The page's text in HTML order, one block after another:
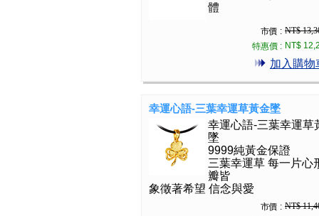
體
市價 : NT$
特惠價 : NT$
加入購物
幸運心語-三葉幸運草黃金墜
幸運心語-三葉幸運草
墜
9999純黃金保證
三葉幸運草 每一片心
瓣皆
象徵著希望 信念與愛
市價 : NT$